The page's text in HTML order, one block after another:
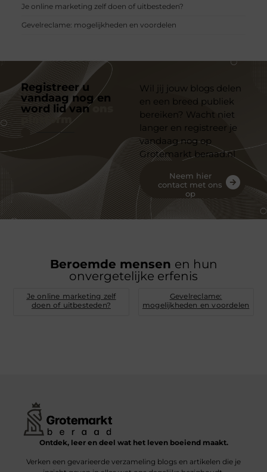
Je online marketing zelf doen of uitbesteden?
Gevelreclame: mogelijkheden en voordelen
Registreer u
vandaag nog en
word lid van
platform
Wil jij jouw blogs delen
en een breed publiek
bereiken? Wacht niet
langer en registreer je
vandaag nog op
Grotemarkt beraad.nl
Neem hier
contact met ons
op
Beroemde mensen en hun
onvergetelijke erfenis
Je online marketing zelf
doen of uitbesteden?
Gevelreclame:
mogelijkheden en voordelen
Ontdek, leer en deel wat het leven boeiend maakt.
Verken een gevarieerde verzameling blogs en artikelen die je